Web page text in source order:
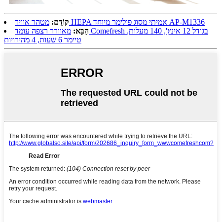
קוֹדֵם:
מטהר אוויר HEPA אמיתי מסוג פולימר מיוחד AP-M1336
הַבָּא: מאוורר רצפה עומד Comefresh בגודל 12 אינץ', 140 מעלות,
טיימר 6 שעות, 4 מהירויות